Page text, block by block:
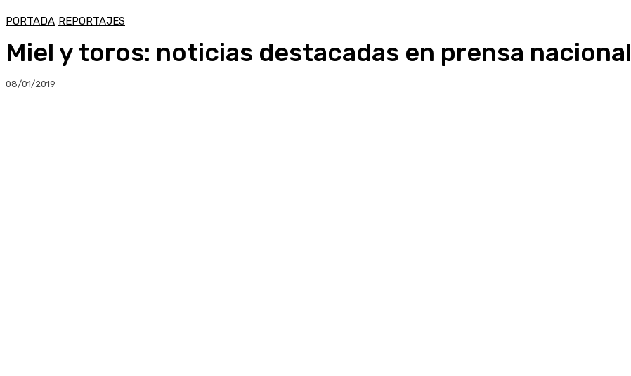
PORTADA REPORTAJES
Miel y toros: noticias destacadas en prensa nacional
08/01/2019